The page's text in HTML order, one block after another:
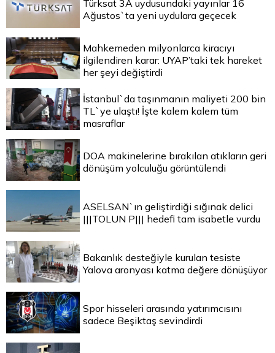
Türksat 3A uydusundaki yayınlar 16
Ağustos`ta yeni uydulara geçecek
Mahkemeden milyonlarca kiracıyı
ilgilendiren karar: UYAP’taki tek hareket
her şeyi değiştirdi
İstanbul`da taşınmanın maliyeti 200 bin
TL`ye ulaştı! İşte kalem kalem tüm
masraflar
DOA makinelerine bırakılan atıkların geri
dönüşüm yolculuğu görüntülendi
ASELSAN`ın geliştirdiği sığınak delici
|||TOLUN P||| hedefi tam isabetle vurdu
Bakanlık desteğiyle kurulan tesiste
Yalova aronyası katma değere dönüşüyor
Spor hisseleri arasında yatırımcısını
sadece Beşiktaş sevindirdi